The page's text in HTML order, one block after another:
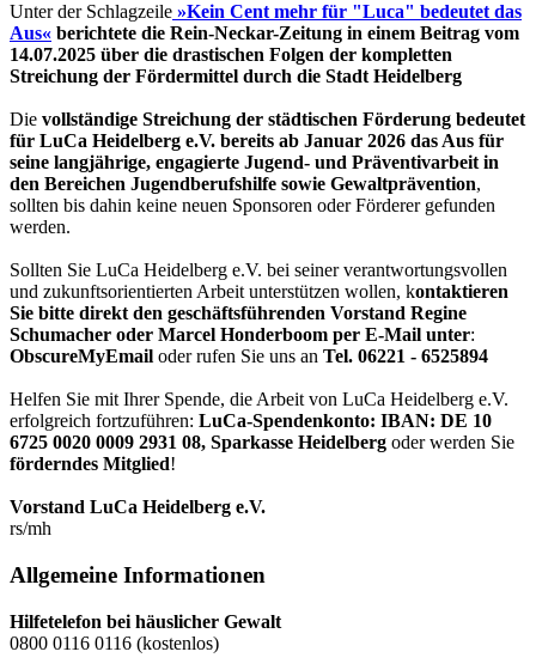
Unter der Schlagzeile »Kein Cent mehr für "Luca" bedeutet das
Aus« berichtete die Rein-Neckar-Zeitung in einem Beitrag vom
14.07.2025 über die drastischen Folgen der kompletten
Streichung der Fördermittel durch die Stadt Heidelberg
Die vollständige Streichung der städtischen Förderung bedeutet
für LuCa Heidelberg e.V. bereits ab Januar 2026 das Aus für
seine langjährige, engagierte Jugend- und Präventivarbeit in
den Bereichen Jugendberufshilfe sowie Gewaltprävention,
sollten bis dahin keine neuen Sponsoren oder Förderer gefunden
werden.
Sollten Sie LuCa Heidelberg e.V. bei seiner verantwortungsvollen
und zukunftsorientierten Arbeit unterstützen wollen, kontaktieren
Sie bitte direkt den geschäftsführenden Vorstand Regine
Schumacher oder Marcel Honderboom per E-Mail unter:
ObscureMyEmail oder rufen Sie uns an Tel. 06221 - 6525894
Helfen Sie mit Ihrer Spende, die Arbeit von LuCa Heidelberg e.V.
erfolgreich fortzuführen: LuCa-Spendenkonto: IBAN: DE 10
6725 0020 0009 2931 08, Sparkasse Heidelberg oder werden Sie
förderndes Mitglied!
Vorstand LuCa Heidelberg e.V.
rs/mh
Allgemeine Informationen
Hilfetelefon bei häuslicher Gewalt
0800 0116 0116 (kostenlos)